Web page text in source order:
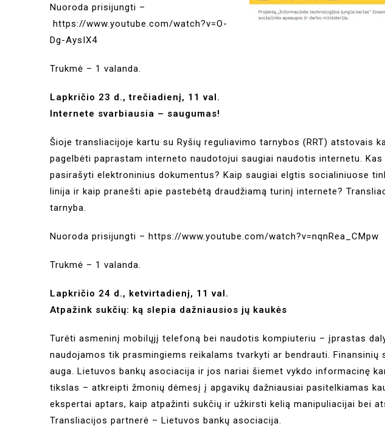
Nuoroda prisijungti –
https://www.youtube.com/watch?v=O-
Dg-AysIX4
Trukmė – 1 valanda.
Lapkričio 23 d., trečiadienį, 11 val.
Internete svarbiausia – saugumas!
Šioje transliacijoje kartu su Ryšių reguliavimo tarnybos (RRT) atstovais
pagelbėti paprastam interneto naudotojui saugiai naudotis internetu.
pasirašyti elektroninius dokumentus? Kaip saugiai elgtis socialiniuose
linija ir kaip pranešti apie pastebėtą draudžiamą turinį internete?
tarnyba.
Nuoroda prisijungti – https://www.youtube.com/watch?v=nqnRea_CMpw
Trukmė – 1 valanda.
Lapkričio 24 d., ketvirtadienį, 11 val.
Atpažink sukčių: ką slepia dažniausios jų kaukės
Turėti asmeninį mobilųjį telefoną bei naudotis kompiuteriu – įprastas
naudojamos tik prasmingiems reikalams tvarkyti ar bendrauti.
auga. Lietuvos bankų asociacija ir jos nariai šiemet vykdo informacinę
tikslas – atkreipti žmonių dėmesį į apgavikų dažniausiai pasitelkiamas
ekspertai aptars, kaip atpažinti sukčių ir užkirsti kelią manipuliacijai bei
Transliacijos partnerė – Lietuvos bankų asociacija.